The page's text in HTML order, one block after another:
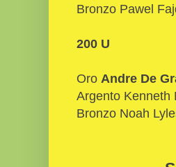
Bronzo Pawel
200 U
Oro Andre De
Argento Kenneth
Bronzo Noah